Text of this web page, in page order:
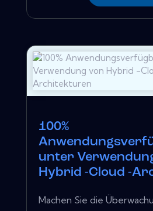
100%
unter
Hybrid -Cloud -
Machen Sie die